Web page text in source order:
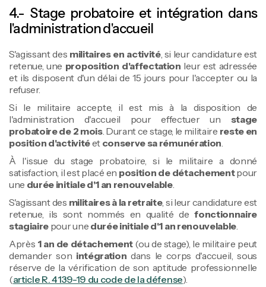
4.- Stage probatoire et intégration dans
l'administration d'accueil
S'agissant des militaires en activité, si leur candidature est
retenue, une proposition d'affectation leur est adressée
et ils disposent d'un délai de 15 jours pour l'accepter ou la
refuser.
Si le militaire accepte, il est mis à la disposition de
l'administration d'accueil pour effectuer un stage
probatoire de 2 mois. Durant ce stage, le militaire reste en
position d'activitéet conserve sa rémunération.
À l'issue du stage probatoire, si le militaire a donné
satisfaction, il est placé en position de détachementpour
une durée initiale d'1 an renouvelable.
S'agissant des militaires à la retraite, si leur candidature est
retenue, ils sont nommés en qualité defonctionnaire
stagiaire pour une durée initiale d'1 an renouvelable.
Après 1 an de détachement (ou de stage), le militaire peut
demander son intégration dans le corps d'accueil, sous
réserve de la vérification de son aptitude professionnelle
(article R. 4139-19 du code de la défense).